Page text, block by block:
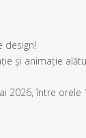
design!
și animație
2026, între orele